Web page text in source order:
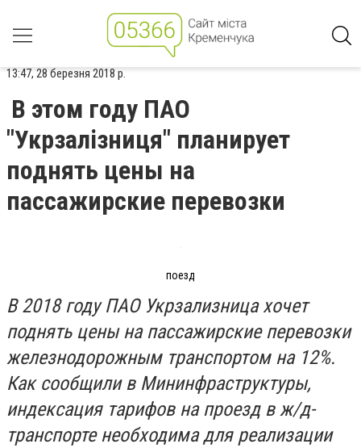
13:47, 28 березня 2018 р.
В этом году ПАО
"Укрзалізниця" планирует
поднять цены на
пассажирские перевозки
поезд
В 2018 году ПАО Укрзализница хочет
поднять цены на пассажирские перевозки
железнодорожным транспортом на 12%.
Как сообщили в Мининфраструктуры,
индексация тарифов на проезд в ж/д-
транспорте необходима для реализации